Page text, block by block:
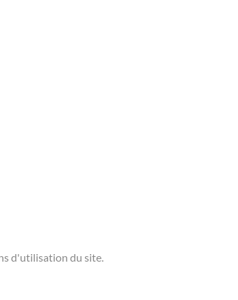
d'utilisation du site.